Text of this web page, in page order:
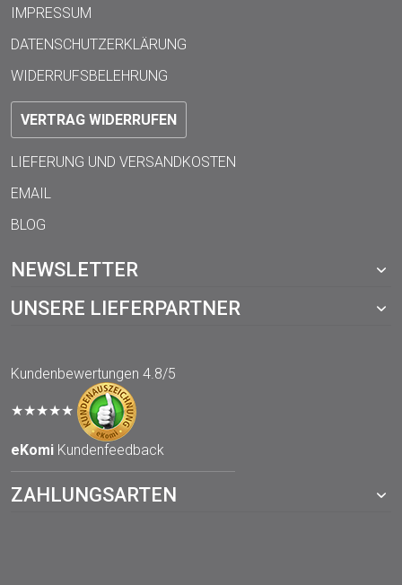
IMPRESSUM
DATENSCHUTZERKLÄRUNG
WIDERRUFSBELEHRUNG
VERTRAG WIDERRUFEN
LIEFERUNG UND VERSANDKOSTEN
EMAIL
BLOG
NEWSLETTER
UNSERE LIEFERPARTNER
Kundenbewertungen 4.8/5
★★★★★
eKomi Kundenfeedback
ZAHLUNGSARTEN